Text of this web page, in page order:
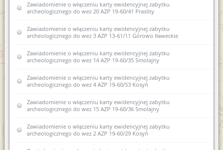
Zawiadomienie o włączeniu karty ewidencyjnej zabytku
archeologicznego do wez 20 AZP 19-60/41 Praslity
Zawiadomienie o włączeniu karty ewidencyjnej zabytku
archeologicznego do wez 3 AZP 13-61/11 Górowo Iławeckie
Zawiadomienie o włączeniu karty ewidencyjnej zabytku
archeologicznego do wez 14 AZP 19-60/35 Smolajny
Zawiadomienie o włączeniu karty ewidencyjnej zabytku
archeologicznego do wez 4 AZP 19-60/53 Kosyń
Zawiadomienie o włączeniu karty ewidencyjnej zabytku
archeologicznego do wez 15 AZP 19-60/36 Smolajny
Zawiadomienie o włączeniu karty ewidencyjnej zabytku
archeologicznego do wez 2 AZP 19-60/29 Kosyń